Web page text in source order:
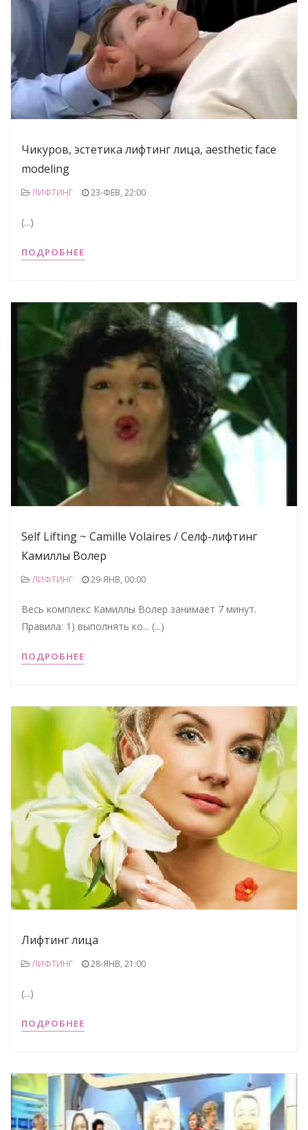
Чикуров, эстетика лифтинг лица, aesthetic face
modeling
ЛИФТИНГ 23-ФЕВ, 22:00
(...)
ПОДРОБНЕЕ
Self Lifting ~ Camille Volaires / Селф-лифтинг
Камиллы Волер
ЛИФТИНГ 29-ЯНВ, 00:00
Весь комплекс Камиллы Волер занимает 7 минут.
Правила: 1) выполнять ко... (...)
ПОДРОБНЕЕ
Лифтинг лица
ЛИФТИНГ 28-ЯНВ, 21:00
(...)
ПОДРОБНЕЕ